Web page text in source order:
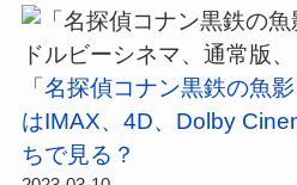
な
い！
ド
ラ
「名探偵コナン黒鉄の魚
はIMAX、4D、Dolby
ちで見る？